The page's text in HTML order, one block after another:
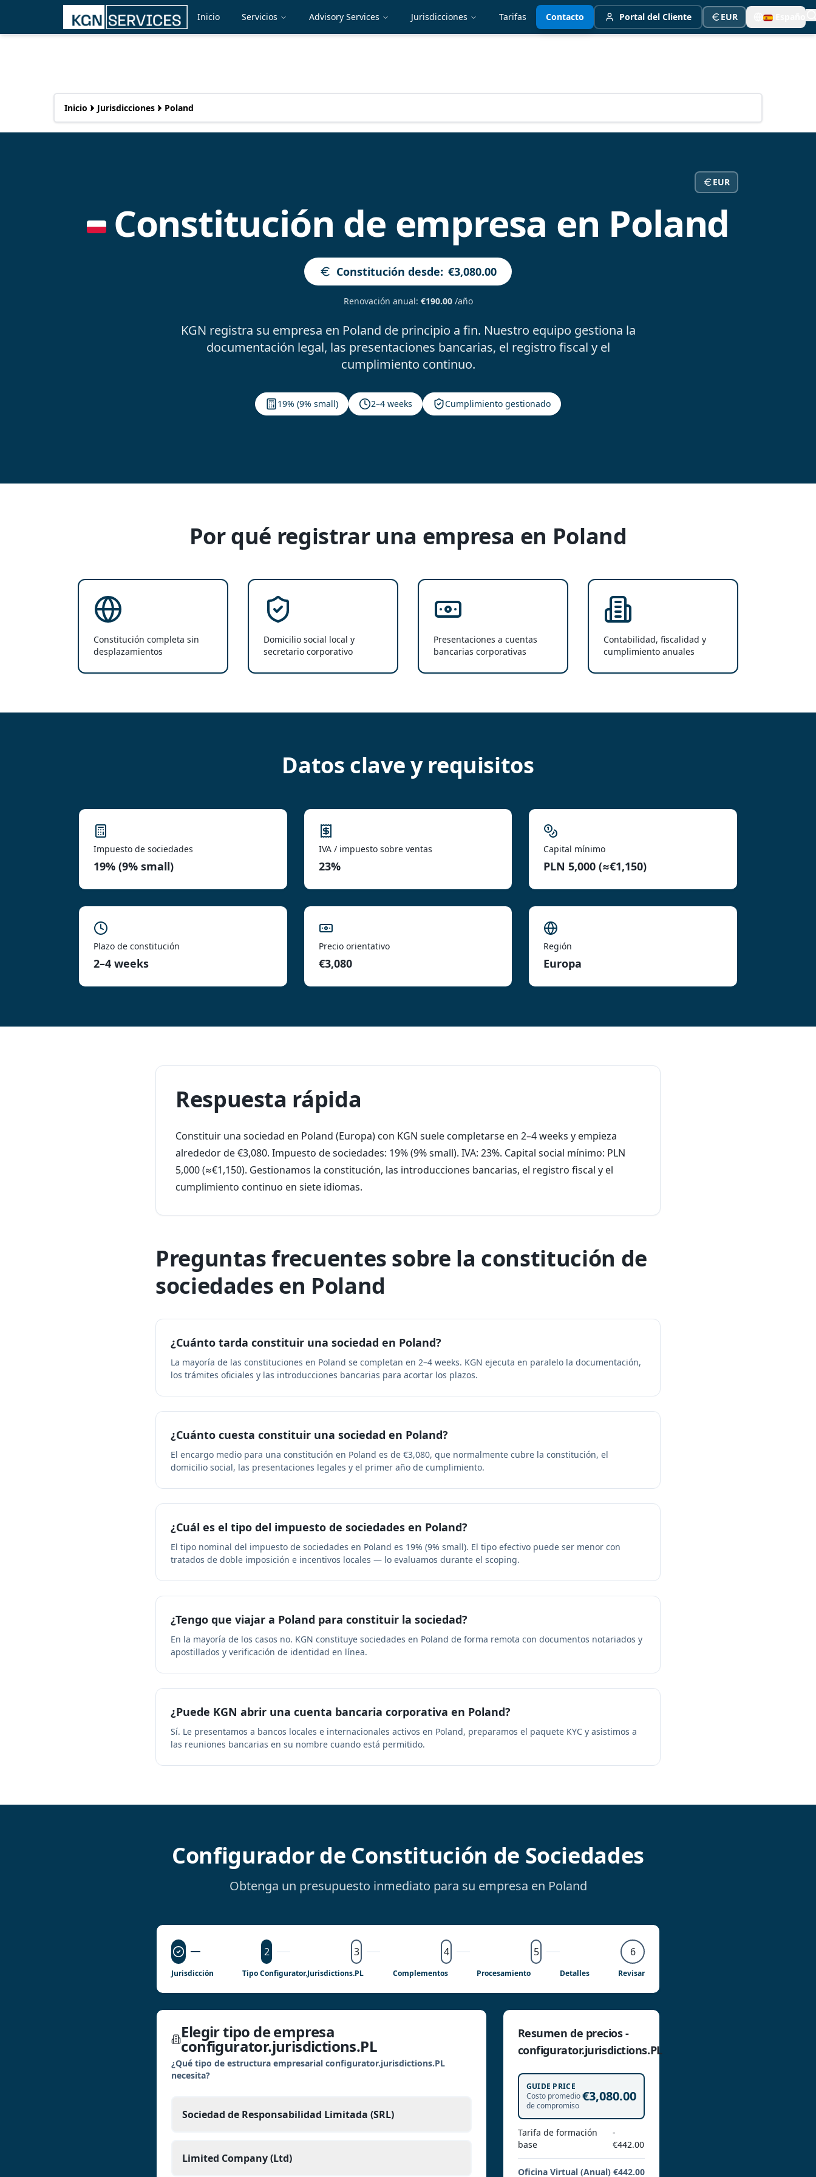
Inicio Servicios Advisory Services Jurisdicciones Tarifas Contacto Portal del Cliente EUR
Inicio Jurisdicciones Poland
EUR
Constitución de empresa en Poland
Constitución desde: €3,080.00
Renovación anual: €190.00 /año
KGN registra su empresa en Poland de principio a fin. Nuestro equipo gestiona la
documentación legal, las presentaciones bancarias, el registro fiscal y el
cumplimiento continuo.
19% (9% small) 2–4 weeks Cumplimiento gestionado
Por qué registrar una empresa en Poland
Constitución completa sin
desplazamientos
Domicilio social local y
secretario corporativo
Presentaciones a cuentas
bancarias corporativas
Contabilidad, fiscalidad y
cumplimiento anuales
Datos clave y requisitos
Impuesto de sociedades
19% (9% small)
IVA / impuesto sobre ventas
23%
Capital mínimo
PLN 5,000 (≈€1,150)
Plazo de constitución
2–4 weeks
Precio orientativo
€3,080
Región
Europa
Respuesta rápida
Constituir una sociedad en Poland (Europa) con KGN suele completarse en 2–4 weeks y empieza
alrededor de €3,080. Impuesto de sociedades: 19% (9% small). IVA: 23%. Capital social mínimo: PLN
5,000 (≈€1,150). Gestionamos la constitución, las introducciones bancarias, el registro fiscal y el
cumplimiento continuo en siete idiomas.
Preguntas frecuentes sobre la constitución de
sociedades en Poland
¿Cuánto tarda constituir una sociedad en Poland?
La mayoría de las constituciones en Poland se completan en 2–4 weeks. KGN ejecuta en paralelo la documentación,
los trámites oficiales y las introducciones bancarias para acortar los plazos.
¿Cuánto cuesta constituir una sociedad en Poland?
El encargo medio para una constitución en Poland es de €3,080, que normalmente cubre la constitución, el
domicilio social, las presentaciones legales y el primer año de cumplimiento.
¿Cuál es el tipo del impuesto de sociedades en Poland?
El tipo nominal del impuesto de sociedades en Poland es 19% (9% small). El tipo efectivo puede ser menor con
tratados de doble imposición e incentivos locales — lo evaluamos durante el scoping.
¿Tengo que viajar a Poland para constituir la sociedad?
En la mayoría de los casos no. KGN constituye sociedades en Poland de forma remota con documentos notariados y
apostillados y verificación de identidad en línea.
¿Puede KGN abrir una cuenta bancaria corporativa en Poland?
Sí. Le presentamos a bancos locales e internacionales activos en Poland, preparamos el paquete KYC y asistimos a
las reuniones bancarias en su nombre cuando está permitido.
Configurador de Constitución de Sociedades
Obtenga un presupuesto inmediato para su empresa en Poland
2 3 4 5 6
Jurisdicción Tipo Configurator.jurisdictions.PL Complementos Procesamiento Detalles Revisar
Elegir tipo de empresa
configurator.jurisdictions.PL
¿Qué tipo de estructura empresarial configurator.jurisdictions.PL
necesita?
Sociedad de Responsabilidad Limitada (SRL)
Limited Company (Ltd)
Resumen de precios -
configurator.jurisdictions.PL
GUIDE PRICE
Costo promedio
de compromiso
€3,080.00
Tarifa de formación
base
-
€442.00
Oficina Virtual (Anual) €442.00